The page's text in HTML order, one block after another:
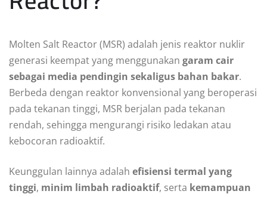
Molten Salt Reactor (MSR) adalah jenis reaktor nuklir
generasi keempat yang menggunakan garam cair
sebagai media pendingin sekaligus bahan bakar.
Berbeda dengan reaktor konvensional yang beroperasi
pada tekanan tinggi, MSR berjalan pada tekanan
rendah, sehingga mengurangi risiko ledakan atau
kebocoran radioaktif.
Keunggulan lainnya adalah efisiensi termal yang
tinggi, minim limbah radioaktif, serta kemampuan